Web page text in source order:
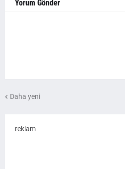
Yorum Gönder
Daha yeni
reklam